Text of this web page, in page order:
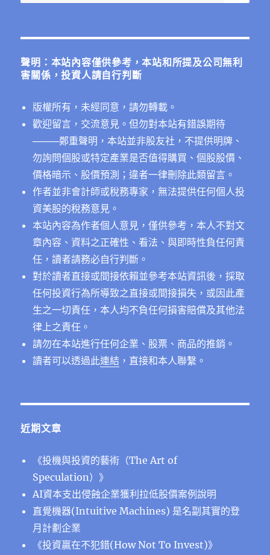
SaaS
估
值〉
中
尋
鍵
聲明：本站內容僅供參考，本站和所提及公司無利
害關係，投資人請自行判斷
版權所有，未經同意，請勿轉載。
歡迎留言，交流意見。但勿對本站有錯誤期待
────鄭重聲明，本站並非股友社，不提供明牌、
勿詢問個股或特定產業是否值得購買、個股股價、
價格暗示、股價預測；違者一律刪除此類留言。
作者並非會計師或稅務專家，無法提供任何個人投
資美股的稅務意見。
本站內容為作者個人意見，僅供參考，本人不對文
章內容、資料之正確性、看法、與即時性負任何責
任，讀者請務必自行判斷。
對於讀者直接或間接依賴並參考本站資訊後，採取
任何投資行為所導致之直接或間接損失，或因此產
生之一切責任，本人均不負任何損害賠償及其他法
律上之責任。
請勿在本站進行任何企業、股票、商品的推銷。
讀者可以透過此連結 ，直接和本人聯繫。
近期文章
《投機與投資的藝術（The Art of
Speculation）》
AI資本支出侵蝕企業獲利拉低股價案例說明
直覺機器(Intuitive Machines) 是名副其實的登
月計劃企業
《投資贏在不犯錯(How Not To Invest)》